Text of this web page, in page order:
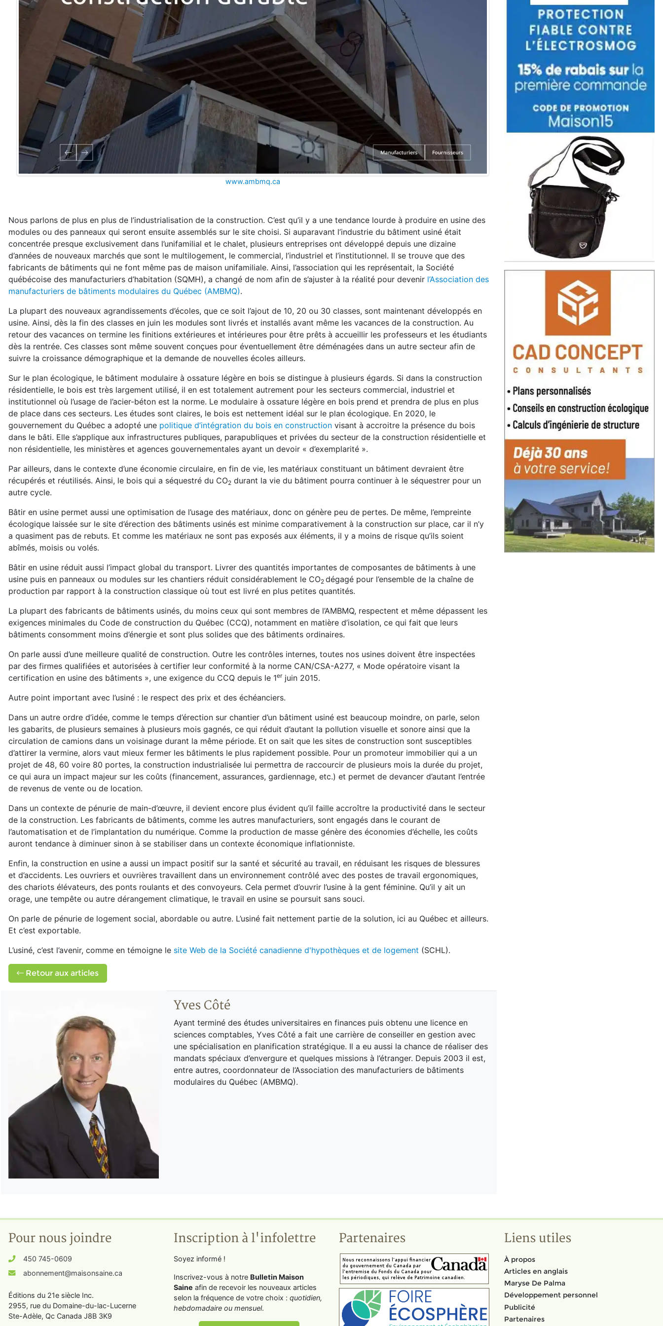
www.ambmq.ca
Nous parlons de plus en plus de l’industrialisation de la construction. C’est qu’il y a une tendance lourde à produire en usine des
modules ou des panneaux qui seront ensuite assemblés sur le site choisi. Si auparavant l’industrie du bâtiment usiné était
concentrée presque exclusivement dans l’unifamilial et le chalet, plusieurs entreprises ont développé depuis une dizaine
d’années de nouveaux marchés que sont le multilogement, le commercial, l’industriel et l’institutionnel. Il se trouve que des
fabricants de bâtiments qui ne font même pas de maison unifamiliale. Ainsi, l’association qui les représentait, la Société
québécoise des manufacturiers d’habitation (SQMH), a changé de nom afin de s’ajuster à la réalité pour devenir l’Association des
manufacturiers de bâtiments modulaires du Québec (AMBMQ).
La plupart des nouveaux agrandissements d’écoles, que ce soit l’ajout de 10, 20 ou 30 classes, sont maintenant développés en
usine. Ainsi, dès la fin des classes en juin les modules sont livrés et installés avant même les vacances de la construction. Au
retour des vacances on termine les finitions extérieures et intérieures pour être prêts à accueillir les professeurs et les étudiants
dès la rentrée. Ces classes sont même souvent conçues pour éventuellement être déménagées dans un autre secteur afin de
suivre la croissance démographique et la demande de nouvelles écoles ailleurs.
Sur le plan écologique, le bâtiment modulaire à ossature légère en bois se distingue à plusieurs égards. Si dans la construction
résidentielle, le bois est très largement utilisé, il en est totalement autrement pour les secteurs commercial, industriel et
institutionnel où l’usage de l’acier-béton est la norme. Le modulaire à ossature légère en bois prend et prendra de plus en plus
de place dans ces secteurs. Les études sont claires, le bois est nettement idéal sur le plan écologique. En 2020, le
gouvernement du Québec a adopté une politique d’intégration du bois en construction visant à accroitre la présence du bois
dans le bâti. Elle s’applique aux infrastructures publiques, parapubliques et privées du secteur de la construction résidentielle et
non résidentielle, les ministères et agences gouvernementales ayant un devoir « d’exemplarité ».
Par ailleurs, dans le contexte d’une économie circulaire, en fin de vie, les matériaux constituant un bâtiment devraient être
récupérés et réutilisés. Ainsi, le bois qui a séquestré du CO2 durant la vie du bâtiment pourra continuer à le séquestrer pour un
autre cycle.
Bâtir en usine permet aussi une optimisation de l’usage des matériaux, donc on génère peu de pertes. De même, l’empreinte
écologique laissée sur le site d’érection des bâtiments usinés est minime comparativement à la construction sur place, car il n’y
a quasiment pas de rebuts. Et comme les matériaux ne sont pas exposés aux éléments, il y a moins de risque qu’ils soient
abîmés, moisis ou volés.
Bâtir en usine réduit aussi l’impact global du transport. Livrer des quantités importantes de composantes de bâtiments à une
usine puis en panneaux ou modules sur les chantiers réduit considérablement le CO2 dégagé pour l’ensemble de la chaîne de
production par rapport à la construction classique où tout est livré en plus petites quantités.
La plupart des fabricants de bâtiments usinés, du moins ceux qui sont membres de l’AMBMQ, respectent et même dépassent les
exigences minimales du Code de construction du Québec (CCQ), notamment en matière d’isolation, ce qui fait que leurs
bâtiments consomment moins d’énergie et sont plus solides que des bâtiments ordinaires.
On parle aussi d’une meilleure qualité de construction. Outre les contrôles internes, toutes nos usines doivent être inspectées
par des firmes qualifiées et autorisées à certifier leur conformité à la norme CAN/CSA-A277, « Mode opératoire visant la
certification en usine des bâtiments », une exigence du CCQ depuis le 1erjuin 2015.
Autre point important avec l’usiné : le respect des prix et des échéanciers.
Dans un autre ordre d’idée, comme le temps d’érection sur chantier d’un bâtiment usiné est beaucoup moindre, on parle, selon
les gabarits, de plusieurs semaines à plusieurs mois gagnés, ce qui réduit d’autant la pollution visuelle et sonore ainsi que la
circulation de camions dans un voisinage durant la même période. Et on sait que les sites de construction sont susceptibles
d’attirer la vermine, alors vaut mieux fermer les bâtiments le plus rapidement possible. Pour un promoteur immobilier qui a un
projet de 48, 60 voire 80 portes, la construction industrialisée lui permettra de raccourcir de plusieurs mois la durée du projet,
ce qui aura un impact majeur sur les coûts (financement, assurances, gardiennage, etc.) et permet de devancer d’autant l’entrée
de revenus de vente ou de location.
Dans un contexte de pénurie de main-d’œuvre, il devient encore plus évident qu’il faille accroître la productivité dans le secteur
de la construction. Les fabricants de bâtiments, comme les autres manufacturiers, sont engagés dans le courant de
l’automatisation et de l’implantation du numérique. Comme la production de masse génère des économies d’échelle, les coûts
auront tendance à diminuer sinon à se stabiliser dans un contexte économique inflationniste.
Enfin, la construction en usine a aussi un impact positif sur la santé et sécurité au travail, en réduisant les risques de blessures
et d’accidents. Les ouvriers et ouvrières travaillent dans un environnement contrôlé avec des postes de travail ergonomiques,
des chariots élévateurs, des ponts roulants et des convoyeurs. Cela permet d’ouvrir l’usine à la gent féminine. Qu’il y ait un
orage, une tempête ou autre dérangement climatique, le travail en usine se poursuit sans souci.
On parle de pénurie de logement social, abordable ou autre. L’usiné fait nettement partie de la solution, ici au Québec et ailleurs.
Et c’est exportable.
L’usiné, c’est l’avenir, comme en témoigne le site Web de la Société canadienne d'hypothèques et de logement (SCHL).
Retour aux articles
Yves Côté
Ayant terminé des études universitaires en finances puis obtenu une licence en
sciences comptables, Yves Côté a fait une carrière de conseiller en gestion avec
une spécialisation en planification stratégique. Il a eu aussi la chance de réaliser des
mandats spéciaux d’envergure et quelques missions à l’étranger. Depuis 2003 il est,
entre autres, coordonnateur de l’Association des manufacturiers de bâtiments
modulaires du Québec (AMBMQ).
Pour nous joindre
450 745-0609
abonnement@maisonsaine.ca
Éditions du 21e siècle Inc.
2955, rue du Domaine-du-lac-Lucerne
Ste-Adèle, Qc Canada J8B 3K9
Inscription à l'infolettre
Soyez informé !
Inscrivez-vous à notre Bulletin Maison
Saine afin de recevoir les nouveaux articles
selon la fréquence de votre choix : quotidien,
hebdomadaire ou mensuel.
Partenaires Liens utiles
À propos
Articles en anglais
Maryse De Palma
Développement personnel
Publicité
Partenaires